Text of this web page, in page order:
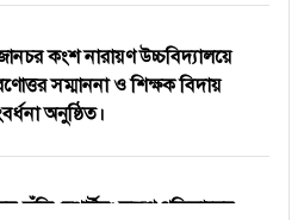
কংশ নারায়ণ উচ্চবিদ্যালয়ে
সম্মাননা ও শিক্ষক বিদায়
অনুষ্ঠিত।
কুঁড়ি স্পোর্টস: তরুণ প্রতিভাদের